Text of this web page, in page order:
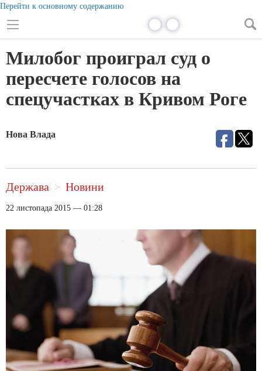
Перейти к основному содержанию
Милобог проиграл суд о
пересчете голосов на
спецучастках в Кривом Роге
Нова Влада
Держава Новини
22 листопада 2015 — 01:28